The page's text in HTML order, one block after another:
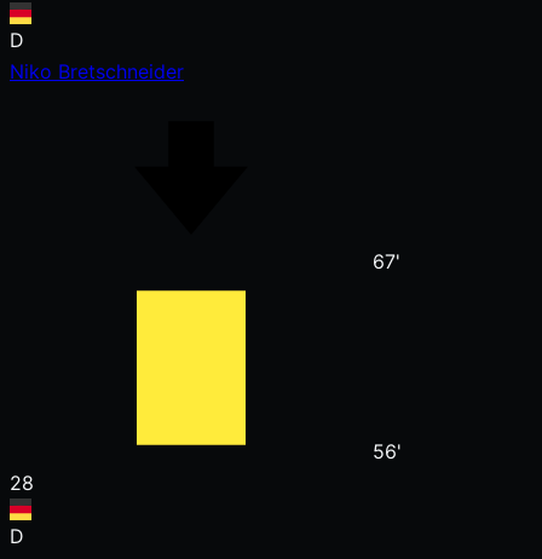
D
Niko Bretschneider
67'
56'
28
D